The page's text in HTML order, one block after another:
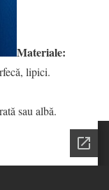
Materiale:
lipici.
sau albă.